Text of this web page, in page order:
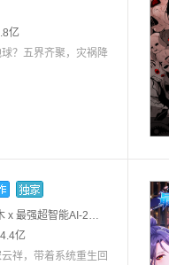
亿
？五界齐聚，灾祸降
乐想动漫 x 摩动核-水木 x 最强超智能AI-2号小红大人
亿
祥，带着系统重生回